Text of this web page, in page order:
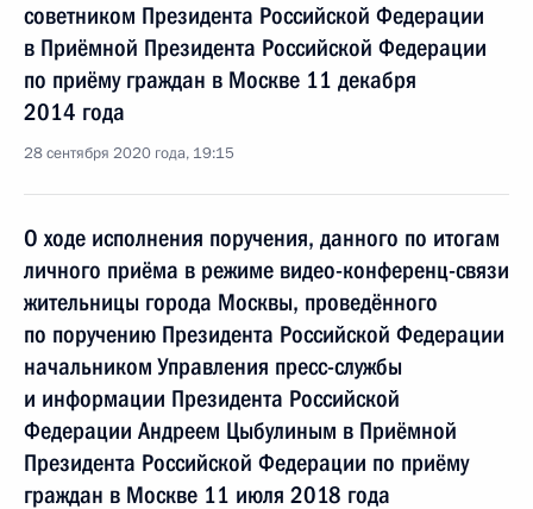
советником Президента Российской Федерации
в Приёмной Президента Российской Федерации
по приёму граждан в Москве 11 декабря
2014 года
28 сентября 2020 года, 19:15
О ходе исполнения поручения, данного по итогам
личного приёма в режиме видео-конференц-связи
жительницы города Москвы, проведённого
по поручению Президента Российской Федерации
начальником Управления пресс-службы
и информации Президента Российской
Федерации Андреем Цыбулиным в Приёмной
Президента Российской Федерации по приёму
граждан в Москве 11 июля 2018 года